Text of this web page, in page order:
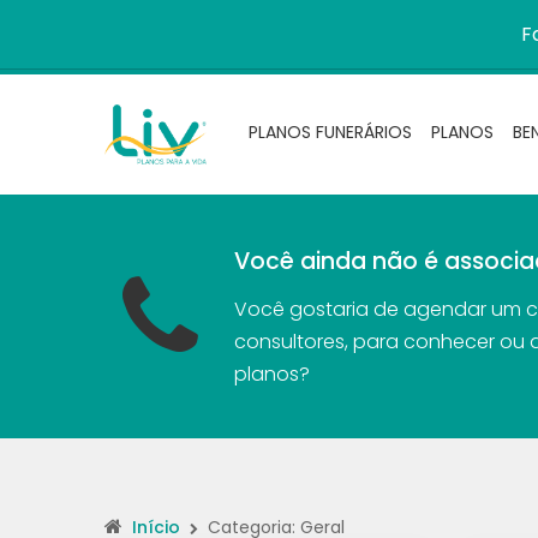
PLANOS FUNERÁRIOS PLANOS
Você ainda não é
Você gostaria de agendar um
consultores, para conhecer ou
planos?
Início Categoria: Geral